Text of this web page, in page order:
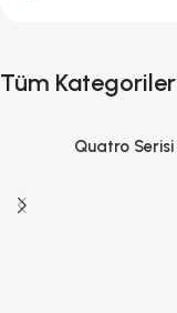
Tüm Kategoriler
Quatro Serisi